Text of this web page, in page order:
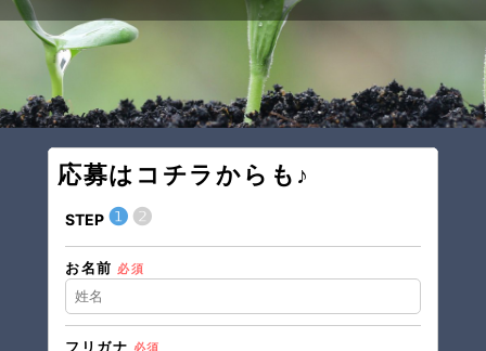
応募はコチラからも♪
STEP ❶❷
お名前 必須
フリガナ 必須